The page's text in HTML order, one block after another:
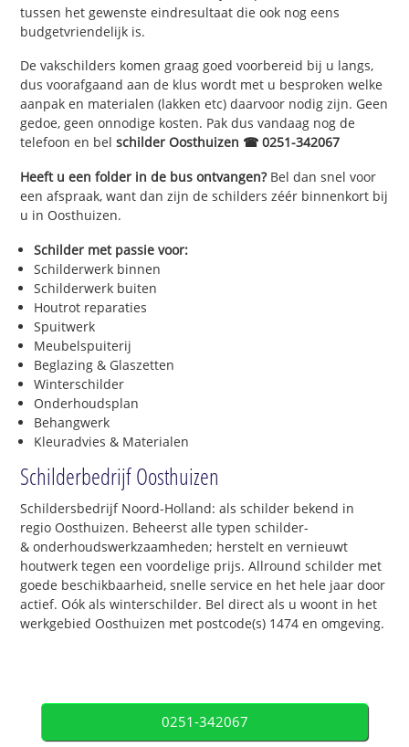
tussen het gewenste eindresultaat die ook nog eens
budgetvriendelijk is.
De vakschilders komen graag goed voorbereid bij u langs,
dus voorafgaand aan de klus wordt met u besproken welke
aanpak en materialen (lakken etc) daarvoor nodig zijn. Geen
gedoe, geen onnodige kosten. Pak dus vandaag nog de
telefoon en belschilder Oosthuizen ☎ 0251-342067
Heeft u een folder in de bus ontvangen?Bel dan snel voor
een afspraak, want dan zijn de schilders zéér binnenkort bij
u in Oosthuizen.
Schilder met passie voor:
Schilderwerk binnen
Schilderwerk buiten
Houtrot reparaties
Spuitwerk
Meubelspuiterij
Beglazing & Glaszetten
Winterschilder
Onderhoudsplan
Behangwerk
Kleuradvies & Materialen
Schilderbedrijf Oosthuizen
Schildersbedrijf Noord-Holland: als schilder bekend in
regio Oosthuizen. Beheerst alle typen schilder-
& onderhoudswerkzaamheden; herstelt en vernieuwt
houtwerk tegen een voordelige prijs. Allround schilder met
goede beschikbaarheid, snelle service en het hele jaar door
actief. Oók als winterschilder. Bel direct als u woont in het
werkgebied Oosthuizen met postcode(s) 1474 en omgeving.
0251-342067